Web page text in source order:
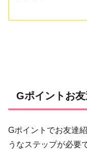
Gポイントお
Gポイントでお友達
うなステップが必要